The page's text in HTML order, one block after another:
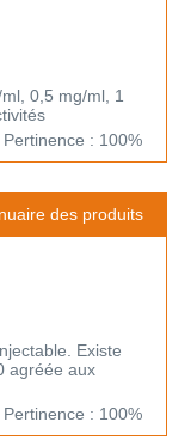
0,5 mg/ml, 1
Pertinence : 100%
des produits
Existe
agréée aux
Pertinence : 100%